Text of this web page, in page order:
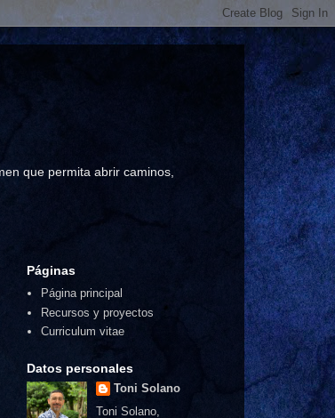
que permita abrir caminos,
Páginas
Página principal
Recursos y proyectos
Curriculum vitae
Datos personales
Toni Solano
Toni Solano,